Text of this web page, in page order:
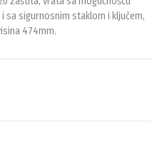
sa sigurnosnim staklom i ključem,
474mm.